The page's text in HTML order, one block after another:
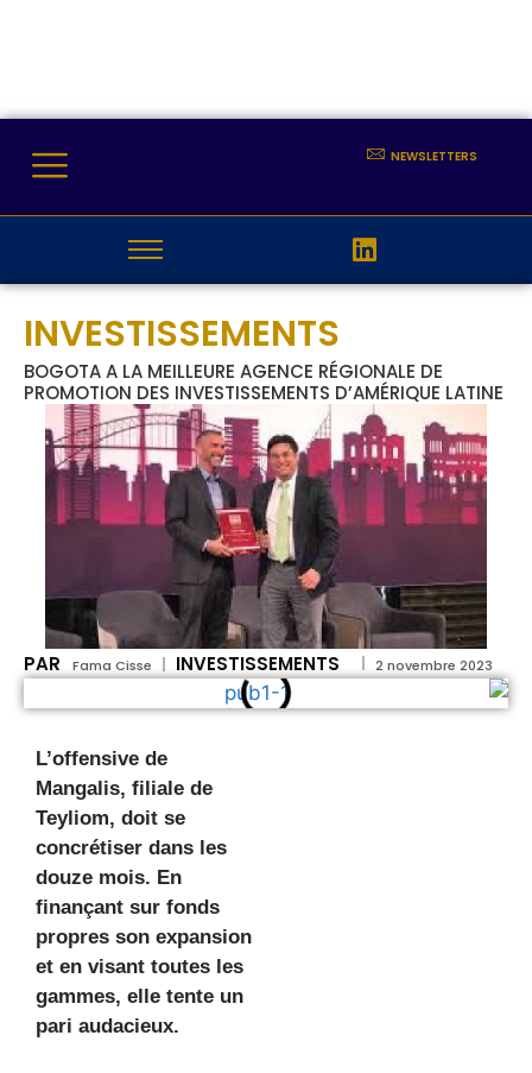
NEWSLETTERS
INVESTISSEMENTS
BOGOTA A LA MEILLEURE AGENCE RÉGIONALE DE
PROMOTION DES INVESTISSEMENTS D’AMÉRIQUE LATINE
PAR Fama Cisse INVESTISSEMENTS 2 novembre 2023
L’offensive de
Mangalis, filiale de
Teyliom, doit se
concrétiser dans les
douze mois. En
finançant sur fonds
propres son expansion
et en visant toutes les
gammes, elle tente un
pari audacieux.